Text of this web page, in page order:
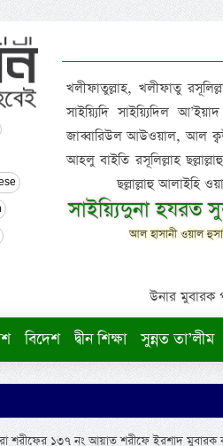
খলীফাতুল্লাহ, খলীফাতু
সাইয়্যিদি সাইয়্যিদিল
জাব্বারিউল আউওয়াল, আল
আহলু বাইতি রসূলিল্লাহ
ছল্লাল্লাহু আলাইহি
সাইয়্যিদুনা হযরত
আল হাসানী ওয়াল
উনার মুবারক
বিদেশ দ্বীন শিক্ষা সুন্নত তা’লীম
শরীফের ১৩৭ নং আয়াত শরীফে ইরশাদ মুবারক